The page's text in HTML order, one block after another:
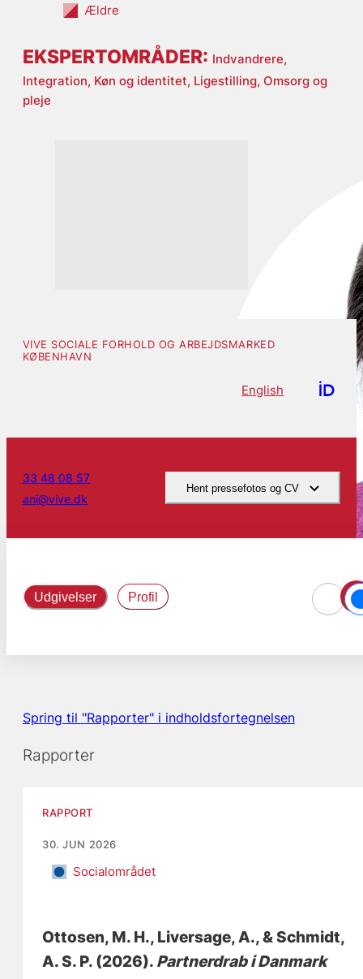
Ældre
EKSPERTOMRÅDER: Indvandrere,
Integration, Køn og identitet, Ligestilling, Omsorg og
pleje
VIVE SOCIALE FORHOLD OG ARBEJDSMARKED
KØBENHAVN
English
33 48 08 57
ani@vive.dk
Hent pressefotos og CV
Udgivelser Profil
Spring til "Rapporter" i indholdsfortegnelsen
Rapporter
RAPPORT
30. JUN 2026
Socialområdet
Ottosen, M. H., Liversage, A., & Schmidt,
A. S. P. (2026). Partnerdrab i Danmark